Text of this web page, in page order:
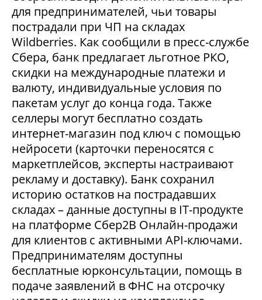
для предпринимателей, чьи товары
пострадали при ЧП на складах
Wildberries. Как сообщили в пресс-службе
Сбера, банк предлагает льготное РКО,
скидки на международные платежи и
валюту, индивидуальные условия по
пакетам услуг до конца года. Также
селлеры могут бесплатно создать
интернет-магазин под ключ с помощью
нейросети (карточки переносятся с
маркетплейсов, эксперты настраивают
рекламу и доставку). Банк сохранил
историю остатков на пострадавших
складах – данные доступны в IT-продукте
на платформе Сбер2В Онлайн-продажи
для клиентов с активными API-ключами.
Предпринимателям доступны
бесплатные юрконсультации, помощь в
подаче заявлений в ФНС на отсрочку